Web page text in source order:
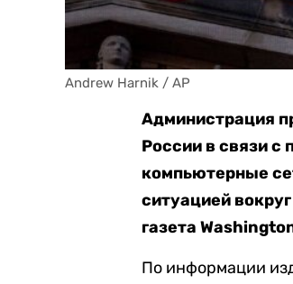
Andrew Harnik / AP
Администрация
России в связи с
компьютерные
ситуацией
газета
По информации